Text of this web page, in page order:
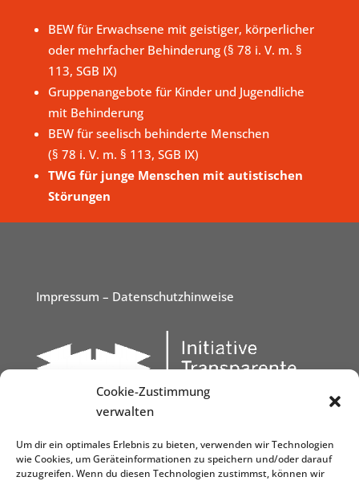
Cookie-Zustimmung
verwalten
Um dir ein optimales Erlebnis zu bieten, verwenden wir Technologien
wie Cookies, um Geräteinformationen zu speichern und/oder darauf
zuzugreifen. Wenn du diesen Technologien zustimmst, können wir
BEW für Erwachsene mit geistiger, körperlicher
oder mehrfacher Behinderung (§ 78 i. V. m. §
113, SGB IX)
Gruppenangebote für Kinder und Jugendliche
mit Behinderung
BEW für seelisch behinderte Menschen
(§ 78 i. V. m. § 113, SGB IX)
TWG für junge Menschen mit autistischen
Störungen
Impressum – Datenschutzhinweise